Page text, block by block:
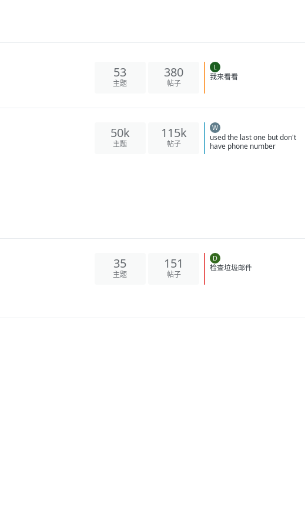
53 380 L
50k 115k W
used the last one but don't
35 151 D